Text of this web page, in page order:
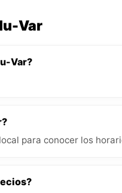
Var
Var?
para conocer los